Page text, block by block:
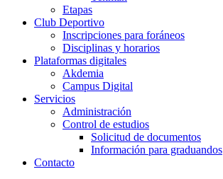
Etapas
Club Deportivo
Inscripciones para foráneos
Disciplinas y horarios
Plataformas digitales
Akdemia
Campus Digital
Servicios
Administración
Control de estudios
Solicitud de documentos
Información para graduandos
Contacto